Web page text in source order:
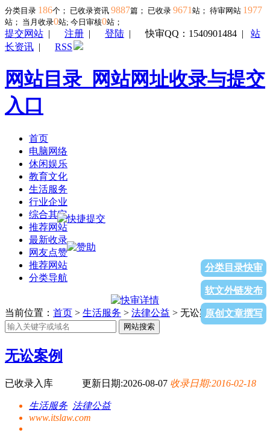
分类目录 186个； 已收录资讯 9887篇； 已收录 9671 站； 待审网站 1977
站； 当月收录0站; 今日审核0站；
提交网站 | 注册 | 登陆 |快审QQ：1540901484 | 站
长资讯 | RSS
网站目录_网站网址收录与提交
入口
首页
电脑网络
休闲娱乐
教育文化
生活服务
行业企业
综合其它
推荐网站
最新收录
网友点赞
推荐网站
分类导航
分类目录快审
软文外链发布
原创文章撰写
当前位置： 首页 > 生活服务 > 法律公益 > 无讼案例
网站搜索
无讼案例
已收录入库 更新日期:2026-08-07 收录日期:2016-02-18
生活服务 法律公益
www.itslaw.com